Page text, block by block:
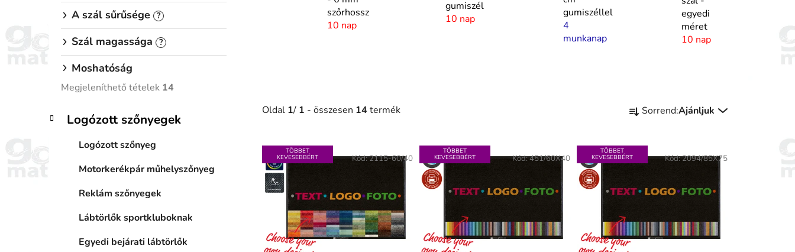
A szál sűrűsége ?
Szál magassága ?
Moshatóság
Megjeleníthető tételek 14
Kategóriák
átugrása
K
a
Logózott szőnyegek
Logózott szőnyeg
Motorkerékpár műhelyszőnyeg
Reklám szőnyegek
Lábtörlők sportkluboknak
Egyedi bejárati lábtörlők
szőrhossz
10 nap
gumiszél
10 nap
gumiszéllel
4
munkanap
egyedi
méret
10 nap
Oldal 1/ 1 - összesen 14termék
e
m
é
e
r
e
Sorrend:Ajánljuk
T
e
r
m
e
TÖBBET
KEVESEBBÉRT Kód:2115-60/40
TÖBBET
KEVESEBBÉRT Kód:451/60X40
TÖBBET
KEVESEBBÉRT Kód:2094/85X75